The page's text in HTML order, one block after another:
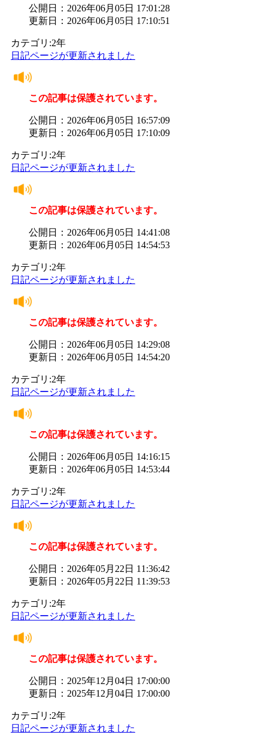
公開日：2026年06月05日 17:01:28
更新日：2026年06月05日 17:10:51
カテゴリ:2年
日記ページが更新されました
この記事は保護されています。
公開日：2026年06月05日 16:57:09
更新日：2026年06月05日 17:10:09
カテゴリ:2年
日記ページが更新されました
この記事は保護されています。
公開日：2026年06月05日 14:41:08
更新日：2026年06月05日 14:54:53
カテゴリ:2年
日記ページが更新されました
この記事は保護されています。
公開日：2026年06月05日 14:29:08
更新日：2026年06月05日 14:54:20
カテゴリ:2年
日記ページが更新されました
この記事は保護されています。
公開日：2026年06月05日 14:16:15
更新日：2026年06月05日 14:53:44
カテゴリ:2年
日記ページが更新されました
この記事は保護されています。
公開日：2026年05月22日 11:36:42
更新日：2026年05月22日 11:39:53
カテゴリ:2年
日記ページが更新されました
この記事は保護されています。
公開日：2025年12月04日 17:00:00
更新日：2025年12月04日 17:00:00
カテゴリ:2年
日記ページが更新されました